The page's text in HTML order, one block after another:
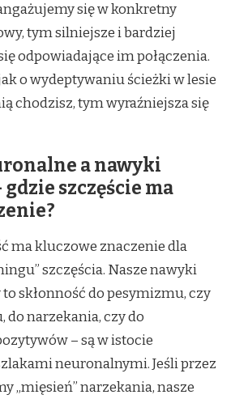
się w konkretny
tym silniejsze i bardziej
odpowiadające im połączenia.
o wydeptywaniu ścieżki w lesie
chodzisz, tym wyraźniejsza się
a nawyki
szczęście ma
ma kluczowe znaczenie dla
szczęścia. Nasze nawyki
skłonność do pesymizmu, czy
narzekania, czy do
– są w istocie
neuronalnymi. Jeśli przez
„mięsień” narzekania, nasze